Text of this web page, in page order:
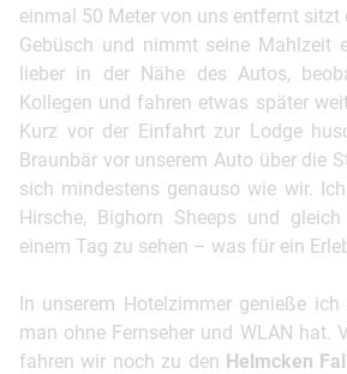
einmal 50 Meter von uns entfernt sitzt
Gebüsch und nimmt seine Mahlzeit
lieber in der Nähe des Autos,
Kollegen und fahren etwas später
Kurz vor der Einfahrt zur Lodge
Braunbär vor unserem Auto über die
sich mindestens genauso wie wir.
Hirsche, Bighorn Sheeps und
einem Tag zu sehen – was für ein
In unserem Hotelzimmer genieße
man ohne Fernseher und WLAN hat.
fahren wir noch zu den Helmcken